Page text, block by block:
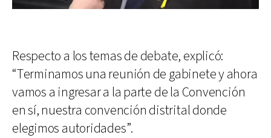
Respecto a los temas de debate, explicó:
“Terminamos una reunión de gabinete y ahora
vamos a ingresar a la parte de la Convención
en sí, nuestra convención distrital donde
elegimos autoridades”.